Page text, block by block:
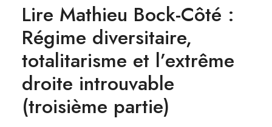
À PROPOS
ÉCRITURES
BALADOS
ÉQUIPAGE
ABONNEZ-VOUS
Lire Mathieu Bock-Côté :
Régime diversitaire,
totalitarisme et l’extrême
droite introuvable
(troisième partie)